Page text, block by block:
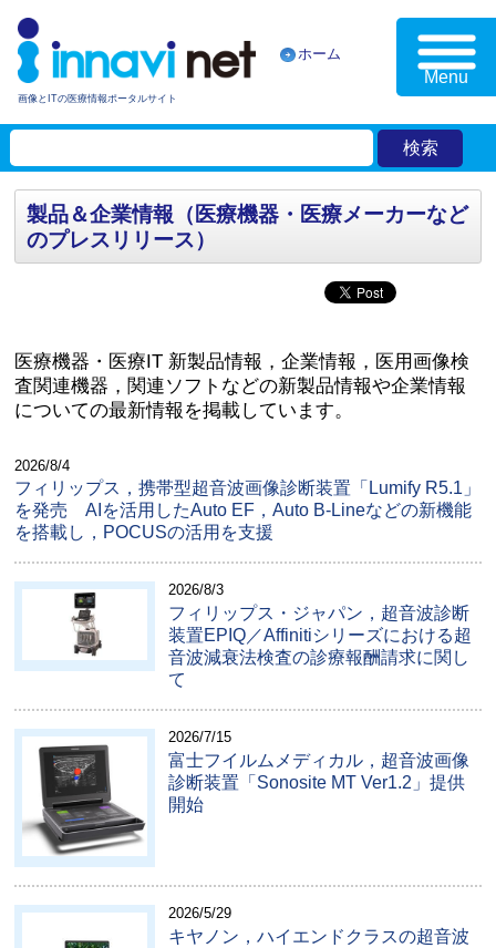
画像とITの医療情報ポータルサイト
ホーム
Menu
製品＆企業情報（医療機器・医療メーカーなど
のプレスリリース）
医療機器・医療IT 新製品情報，企業情報，医用画像検
査関連機器，関連ソフトなどの新製品情報や企業情報
についての最新情報を掲載しています。
2026/8/4
フィリップス，携帯型超音波画像診断装置「Lumify R5.1」
を発売 AIを活用したAuto EF，Auto B-Lineなどの新機能
を搭載し，POCUSの活用を支援
2026/8/3
フィリップス・ジャパン，超音波診断
装置EPIQ／Affinitiシリーズにおける超
音波減衰法検査の診療報酬請求に関し
て
2026/7/15
富士フイルムメディカル，超音波画像
診断装置「Sonosite MT Ver1.2」提供
開始
2026/5/29
キヤノン，ハイエンドクラスの超音波